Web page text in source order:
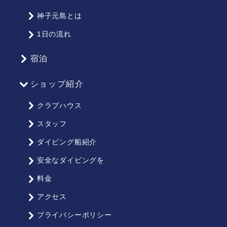
神子元島とは
1日の流れ
宿泊
ショップ紹介
クラブハウス
スタッフ
ダイビング船紹介
安全なダイビングを
料金
アクセス
プライバシーポリシー